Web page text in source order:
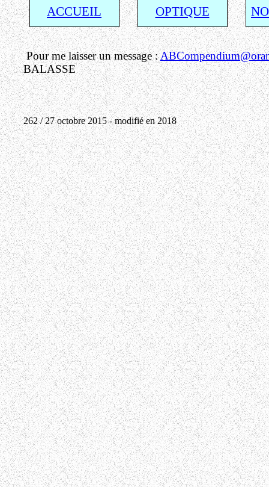
ACCUEIL OPTIQUE
Pour me laisser un message :
BALASSE
262 / 27 octobre 2015 - modifié en 2018